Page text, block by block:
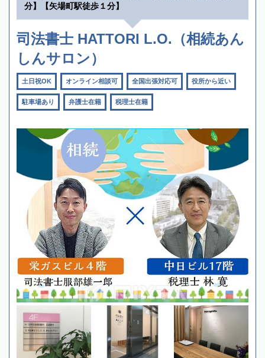
分】【矢場町駅徒歩１分】
司法書士 HATTORI L.O.（相続あん
しんサロン）
土日祝OK オンライン相談可 全国出張対応可 役所から近い
駐車場あり 弁護士在籍 税理士在籍